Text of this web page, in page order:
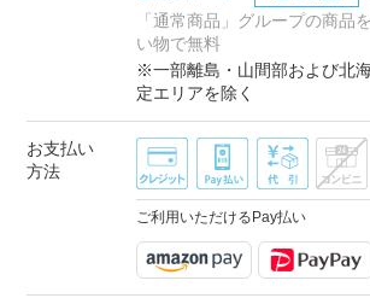
「通常商品」グループの商品
い物で無料
※一部離島・山間部および北
定エリアを除く
お支払い
方法
ご利用いただけるPay払い